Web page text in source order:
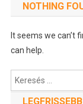
NOTHING
It seems we can’t
can help.
Keresés: